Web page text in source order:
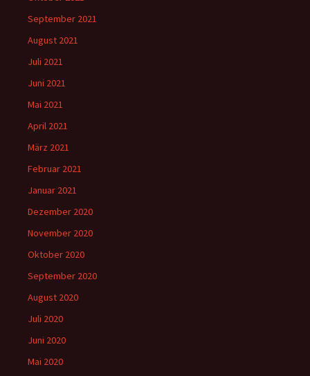
September 2021
August 2021
Juli 2021
Juni 2021
Mai 2021
April 2021
März 2021
Februar 2021
Januar 2021
Dezember 2020
November 2020
Oktober 2020
September 2020
August 2020
Juli 2020
Juni 2020
Mai 2020